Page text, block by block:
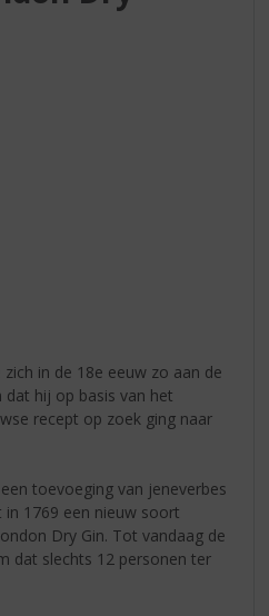
in de 18e eeuw zo aan de
dat hij op basis van het
recept op zoek ging naar
toevoeging van jeneverbes
1769 een nieuw soort
Dry Gin. Tot vandaag de
dat slechts 12 personen ter